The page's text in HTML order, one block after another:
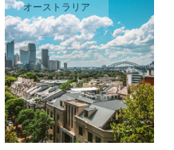
オーストラリア